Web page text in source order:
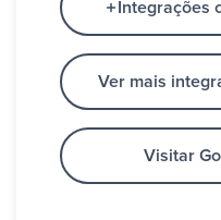
Integrações
Ver mais
Visitar